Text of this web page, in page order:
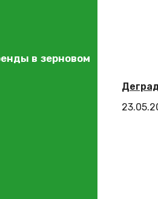
в зерновом